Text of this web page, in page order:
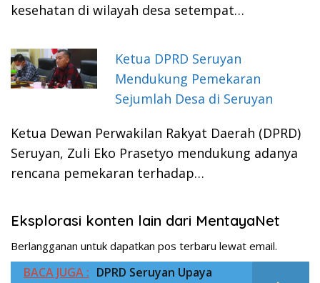
kesehatan di wilayah desa setempat…
Ketua DPRD Seruyan
Mendukung Pemekaran
Sejumlah Desa di Seruyan
Ketua Dewan Perwakilan Rakyat Daerah (DPRD)
Seruyan, Zuli Eko Prasetyo mendukung adanya
rencana pemekaran terhadap…
Eksplorasi konten lain dari MentayaNet
Berlangganan untuk dapatkan pos terbaru lewat email.
BACA JUGA : DPRD Seruyan Upaya